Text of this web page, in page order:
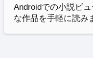
Androidでの小説ビ
な作品を手軽に読み